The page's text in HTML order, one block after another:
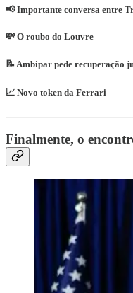
📢 Importante conversa entre
💸 O roubo do Louvre
📝 Ambipar pede recuperação
📈 Novo token da Ferrari
Finalmente, o